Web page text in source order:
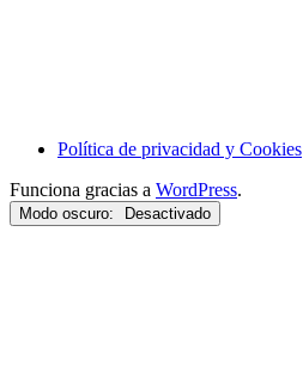
Política de privacidad y Cookies
Funciona gracias a WordPress.
Modo oscuro: